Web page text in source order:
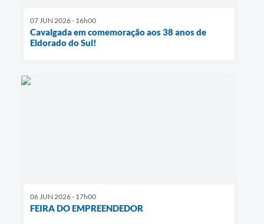
07 JUN 2026 - 16h00
Cavalgada em comemoração aos 38 anos de
Eldorado do Sul!
06 JUN 2026 - 17h00
FEIRA DO EMPREENDEDOR